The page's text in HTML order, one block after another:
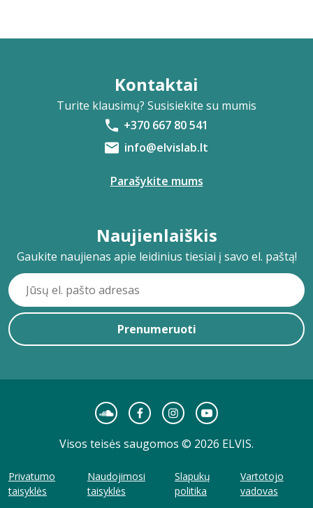
Kontaktai
Turite klausimų? Susisiekite su mumis
+370 667 80 541
info@elvislab.lt
Parašykite mums
Naujienlaiškis
Gaukite naujienas apie leidinius tiesiai į savo el. paštą!
Prenumeruoti
Visos teisės saugomos © 2026 ELVIS.
Privatumo
taisyklės
Naudojimosi
taisyklės
Slapukų
politika
Vartotojo
vadovas